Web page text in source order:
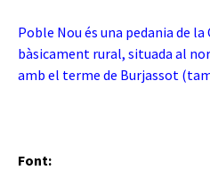
Poble Nou és una pedania de
bàsicament rural, situada al
amb el terme de Burjassot
Font: